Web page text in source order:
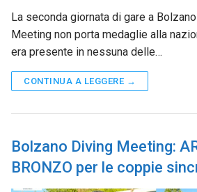
La seconda giornata di gare a
Meeting non porta medaglie alla
era presente in nessuna delle…
CONTINUA A LEGGERE →
Bolzano Diving Meeting:
BRONZO per le coppie